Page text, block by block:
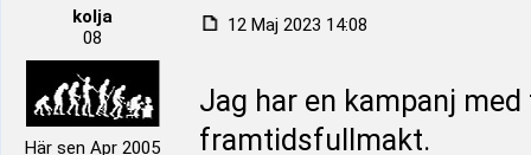
kolja
08
Här sen Apr 2005
12 Maj 2023 14:08
Jag har en kampanj
framtidsfullmakt.